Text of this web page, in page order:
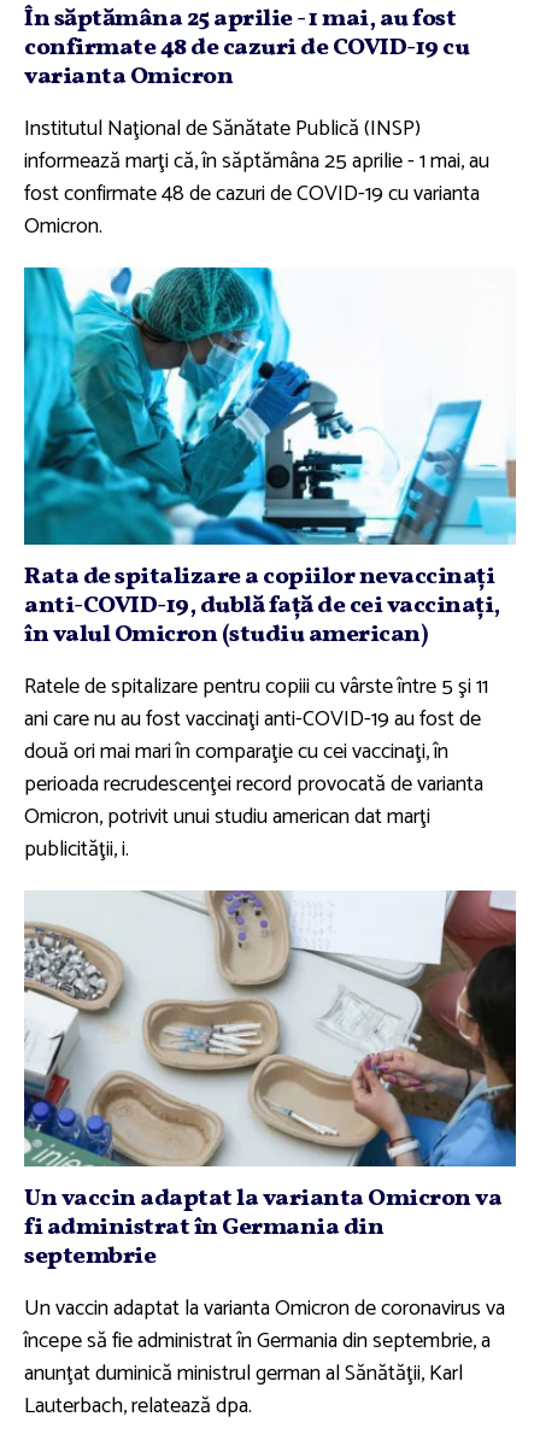
În săptămâna 25 aprilie - 1 mai, au fost
confirmate 48 de cazuri de COVID-19 cu
varianta Omicron
Institutul Naţional de Sănătate Publică (INSP)
informează marţi că, în săptămâna 25 aprilie - 1 mai, au
fost confirmate 48 de cazuri de COVID-19 cu varianta
Omicron.
Rata de spitalizare a copiilor nevaccinaţi
anti-COVID-19, dublă faţă de cei vaccinaţi,
în valul Omicron (studiu american)
Ratele de spitalizare pentru copiii cu vârste între 5 şi 11
ani care nu au fost vaccinaţi anti-COVID-19 au fost de
două ori mai mari în comparaţie cu cei vaccinaţi, în
perioada recrudescenţei record provocată de varianta
Omicron, potrivit unui studiu american dat marţi
publicităţii, i.
Un vaccin adaptat la varianta Omicron va
fi administrat în Germania din
septembrie
Un vaccin adaptat la varianta Omicron de coronavirus va
începe să fie administrat în Germania din septembrie, a
anunţat duminică ministrul german al Sănătăţii, Karl
Lauterbach, relatează dpa.